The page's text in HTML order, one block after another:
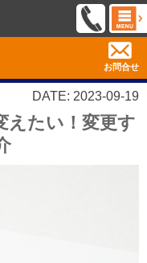
お問合せ
DATE: 2023-09-19
えたい！変更す